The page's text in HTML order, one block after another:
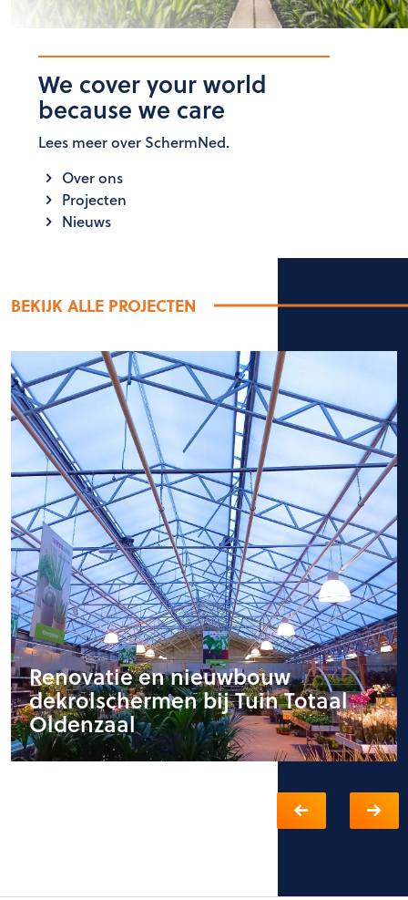
We cover your world
because we care
Lees meer over SchermNed.
Over ons
Projecten
Nieuws
BEKIJK ALLE PROJECTEN
Renovatie en nieuwbouw
dekrolschermen bij Tuin Totaal
Oldenzaal